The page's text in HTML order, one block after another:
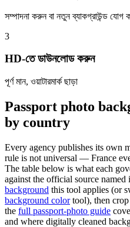
সম্পাদনা করুন বা নতুন ব্যাকগ্রাউন্ড যোগ
3
HD-তে ডাউনলোড করুন
পূর্ণ মান, ওয়াটারমার্ক ছাড়া
Passport photo
by country
Every agency publishes its own
rule is not universal — France
The table below is what each
against the official source
background this tool applies (or
background colortool), then
the full passport-photo guide
and where digitally cleaned